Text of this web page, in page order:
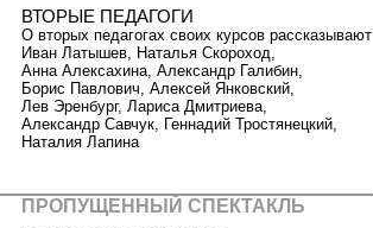
ВТОРЫЕ ПЕДАГОГИ
О вторых педагогах своих курсов рассказывают
Иван Латышев, Наталья Скороход,
Анна Алексахина, Александр Галибин,
Борис Павлович, Алексей Янковский,
Лев Эренбург, Лариса Дмитриева,
Александр Савчук, Геннадий Тростянецкий,
Наталия Лапина
ПРОПУЩЕННЫЙ СПЕКТАКЛЬ